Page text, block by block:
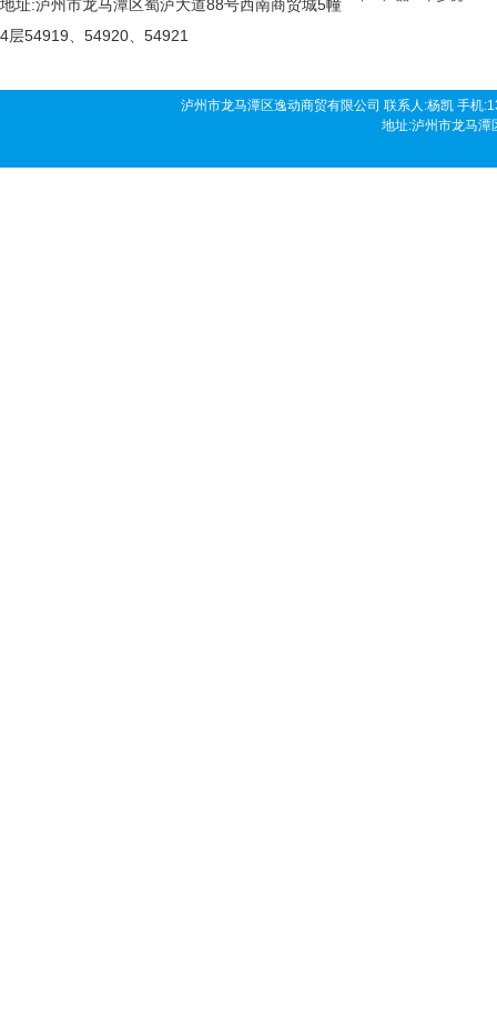
地址:泸州市龙马潭区蜀泸大道88号西南商贸城5幢
4层54919、54920、54921
泸州市龙马潭区逸动商贸有限公司 联系人:杨凯 手
地址:泸州市龙马